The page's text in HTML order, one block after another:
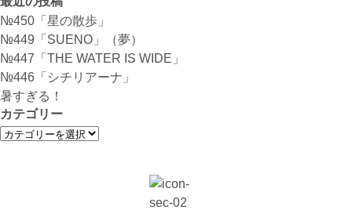
ビ
ゲ
ー
シ
ョ
ン
№450「星の散歩」
№449「SUENO」（夢）
№447「THE WATER IS WIDE」
№446「シチリアーナ」
暑すぎる！
カテゴリー
カ